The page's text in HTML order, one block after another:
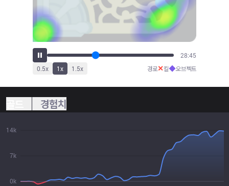
31:41
0.5x 1x 1.5x 경로✕킬◆오브젝트
경험치
0k
7k
14k